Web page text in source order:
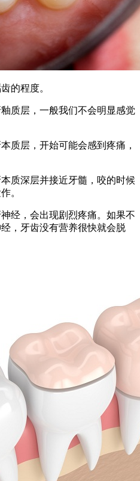
的程度。
层，一般我们不会明显感觉
层，开始可能会感到疼痛，
深层并接近牙髓，咬的时候
。
，会出现剧烈疼痛。如果不
，牙齿没有营养很快就会脱